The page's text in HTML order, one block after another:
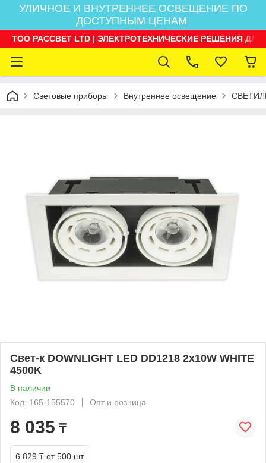
УЛИЧНОЕ И ВНУТРЕННЕЕ ОСВЕЩЕНИЕ ПО
ДОСТУПНЫМ ЦЕНАМ
ТОО РАССВЕТ LTD | ЭЛЕКТРОТЕХНИЧЕСКИЕ РЕШЕНИЯ
Световые приборы Внутреннее освещение
Свет-к DOWNLIGHT LED DD1218 2х10W WHITE
4500K
В наличии
Код: 165-155570
Опт и розница
8 035 ₸
6 829 ₸ от 500 шт.